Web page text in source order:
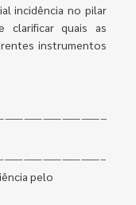
incidência no pilar
clarificar quais as
instrumentos
pelo